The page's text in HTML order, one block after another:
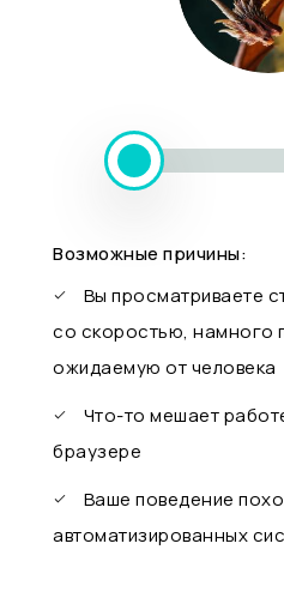
Возможные причины:
Вы просматриваете
со скоростью,
ожидаемую от человека
Что-то мешает
браузере
Ваше поведение
автоматизированных